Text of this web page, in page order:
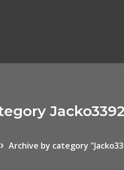
Archive by category